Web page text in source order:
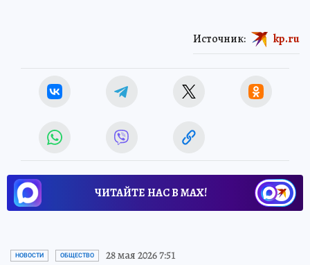
Источник: kp.ru
ЧИТАЙТЕ НАС В МАХ!
НОВОСТИ ОБЩЕСТВО 28 мая 2026 7:51